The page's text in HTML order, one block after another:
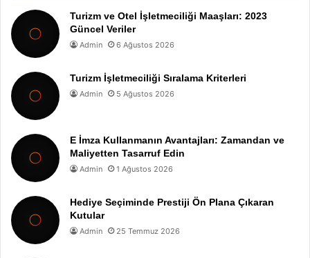
Turizm ve Otel İşletmeciliği Maaşları: 2023
Güncel Veriler
Admin 6 Ağustos 2026
Turizm İşletmeciliği Sıralama Kriterleri
Admin 5 Ağustos 2026
E İmza Kullanmanın Avantajları: Zamandan ve
Maliyetten Tasarruf Edin
Admin 1 Ağustos 2026
Hediye Seçiminde Prestiji Ön Plana Çıkaran
Kutular
Admin 25 Temmuz 2026